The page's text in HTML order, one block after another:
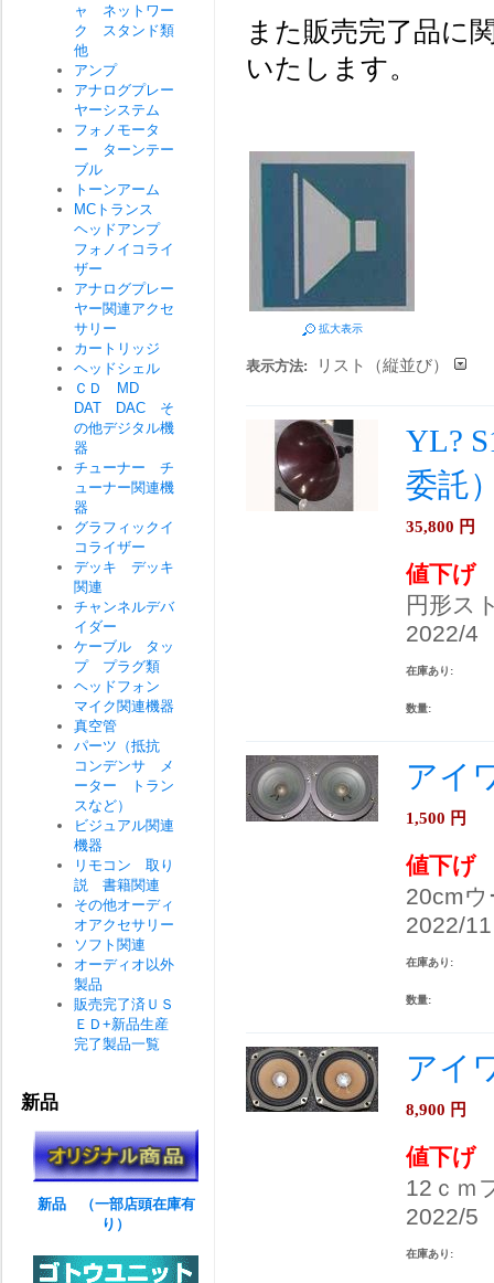
また販売完了品に
いたします。
拡大表示
表示方法: リスト（縦並び）
YL?
委託
35,800 円
値下げ
円形ス
2022/4
在庫あり:
数量:
アイ
1,500 円
値下げ
20cm
2022/11
在庫あり:
数量:
アイ
8,900 円
値下げ
12ｃｍ
2022/5
在庫あり:
ャ ネットワー
ク スタンド類
他
アンプ
アナログプレー
ヤーシステム
フォノモータ
ー ターンテー
ブル
トーンアーム
MCトランス
ヘッドアンプ
フォノイコライ
ザー
アナログプレー
ヤー関連アクセ
サリー
カートリッジ
ヘッドシェル
ＣＤ MD
DAT DAC そ
の他デジタル機
器
チューナー チ
ューナー関連機
器
グラフィックイ
コライザー
デッキ デッキ
関連
チャンネルデバ
イダー
ケーブル タッ
プ プラグ類
ヘッドフォン
マイク関連機器
真空管
パーツ（抵抗
コンデンサ メ
ーター トラン
スなど）
ビジュアル関連
機器
リモコン 取り
説 書籍関連
その他オーディ
オアクセサリー
ソフト関連
オーディオ以外
製品
販売完了済ＵＳ
ＥＤ+新品生産
完了製品一覧
新品
新品 （一部店頭在庫有
り）